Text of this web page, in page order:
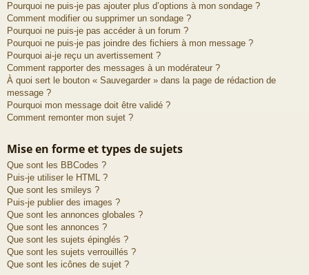
Pourquoi ne puis-je pas ajouter plus d’options à mon sondage ?
Comment modifier ou supprimer un sondage ?
Pourquoi ne puis-je pas accéder à un forum ?
Pourquoi ne puis-je pas joindre des fichiers à mon message ?
Pourquoi ai-je reçu un avertissement ?
Comment rapporter des messages à un modérateur ?
À quoi sert le bouton « Sauvegarder » dans la page de rédaction de
message ?
Pourquoi mon message doit être validé ?
Comment remonter mon sujet ?
Mise en forme et types de sujets
Que sont les BBCodes ?
Puis-je utiliser le HTML ?
Que sont les smileys ?
Puis-je publier des images ?
Que sont les annonces globales ?
Que sont les annonces ?
Que sont les sujets épinglés ?
Que sont les sujets verrouillés ?
Que sont les icônes de sujet ?